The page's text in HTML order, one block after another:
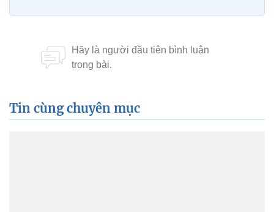
Tin cùng chuyên mục